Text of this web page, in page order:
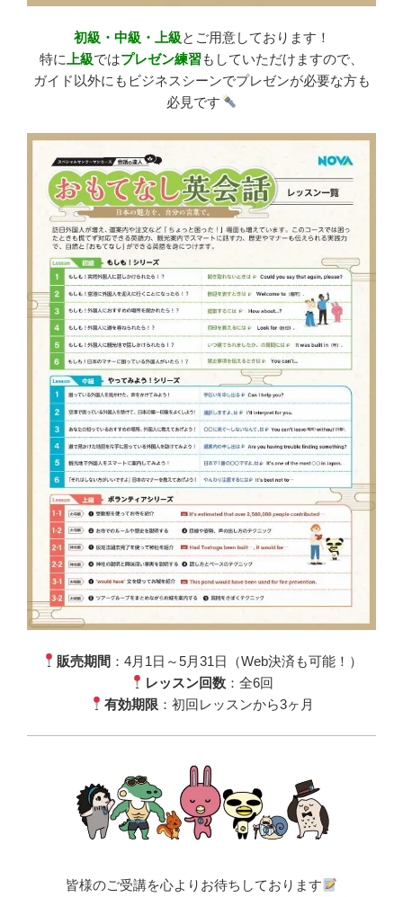
初級・中級・上級とご用意しております！
特に 上級ではプレゼン練習もしていただけますので、
ガイド以外にもビジネスシーンでプレゼンが必要な方も
必見です
販売期間 ：4月 1日～5月31日（Web決済も可能！）
レッスン回数 ：全6回
有効期限 ：初回レッスンから3ヶ月
皆様のご受講を心よりお待ちしております